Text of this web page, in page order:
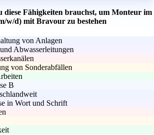
diese Fähigkeiten brauchst, um Monteur im
w/d) mit Bravour zu bestehen
von Anlagen
Abwasserleitungen
von Sonderabfällen
B
in Wort und Schrift